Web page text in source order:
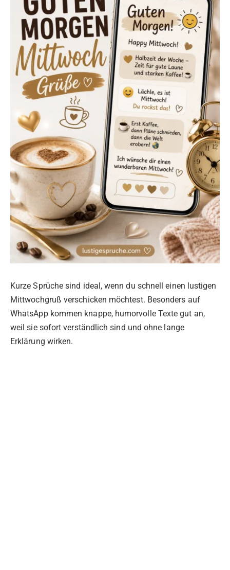
Kurze Sprüche sind ideal, wenn du schnell einen lustigen
Mittwochgruß verschicken möchtest. Besonders auf
WhatsApp kommen knappe, humorvolle Texte gut an,
weil sie sofort verständlich sind und ohne lange
Erklärung wirken.